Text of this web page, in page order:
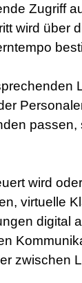
Zugriff
wird über
wird
virtuelle
digital
zwischen